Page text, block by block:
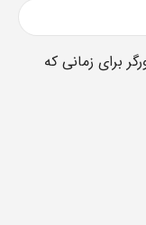
برای زمانی که